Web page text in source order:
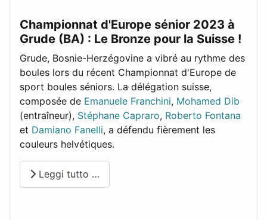
Championnat d'Europe sénior 2023 à
Grude (BA) : Le Bronze pour la Suisse !
Grude, Bosnie-Herzégovine a vibré au rythme des
boules lors du récent Championnat d'Europe de
sport boules séniors. La délégation suisse,
composée de Emanuele Franchini, Mohamed Dib
(entraîneur), Stéphane Capraro, Roberto Fontana
et Damiano Fanelli, a défendu fièrement les
couleurs helvétiques.
Leggi tutto …